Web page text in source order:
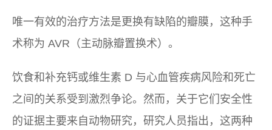
唯一有效的治疗方法是更换有缺陷的瓣膜，这种手
术称为 AVR（主动脉瓣置换术）。
饮食和补充钙或维生素 D 与心血管疾病风险和死亡
之间的关系受到激烈争论。然而，关于它们安全性
的证据主要来自动物研究，研究人员指出，这两种